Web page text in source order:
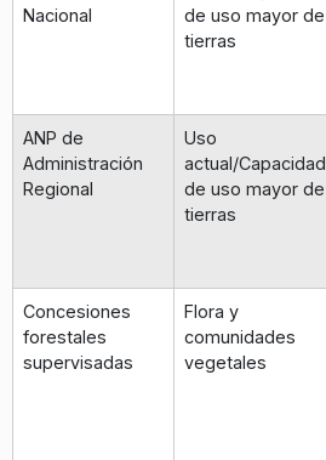
Nacional
de uso mayor de
tierras
ANP de
Administración
Regional
Uso
actual/Capacidad
de uso mayor de
tierras
Concesiones
forestales
supervisadas
Flora y
comunidades
vegetales